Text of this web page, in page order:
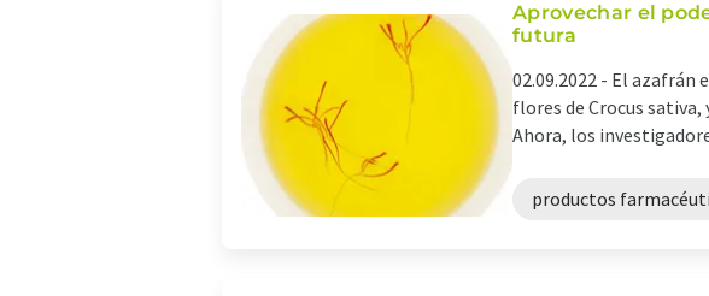
Aprovechar el
futura
02.09.2022 - El azafrán
flores de Crocus
Ahora, los
productos